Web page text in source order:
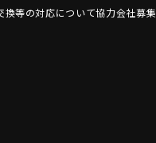
換等の対応について協力会社募集